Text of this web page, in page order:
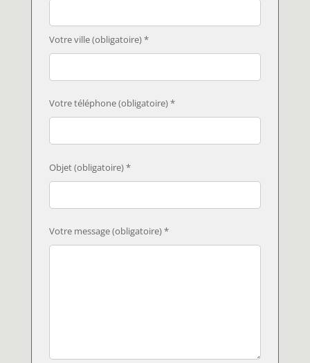
Votre ville (obligatoire) *
Votre téléphone (obligatoire) *
Objet (obligatoire) *
Votre message (obligatoire) *